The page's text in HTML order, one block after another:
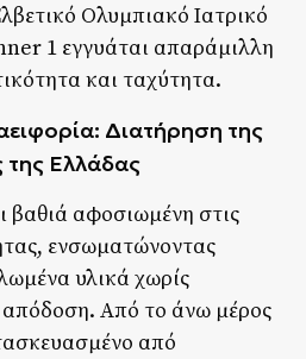
Ολυμπιακό Ιατρικό
1 εγγυάται απαράμιλλη
και ταχύτητα.
Διατήρηση της
της Ελλάδας
βαθιά αφοσιωμένη στις
ενσωματώνοντας
υλικά χωρίς
Από το άνω μέρος
από